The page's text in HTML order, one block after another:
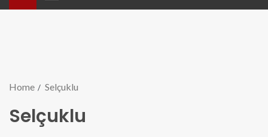
Home Selçuklu
Selçuklu